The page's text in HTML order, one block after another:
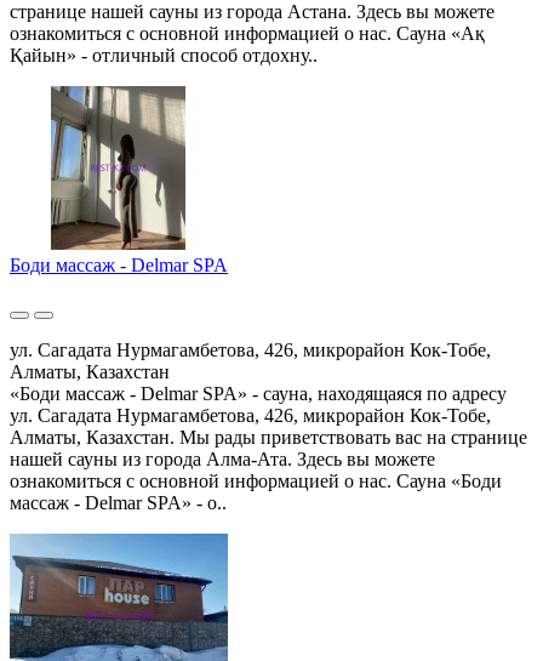
странице нашей сауны из города Астана. Здесь вы можете
ознакомиться с основной информацией о нас. Сауна «Ақ
Қайын» - отличный способ отдохну..
Боди массаж - Delmar SPA
ул. Сагадата Нурмагамбетова, 426, микрорайон Кок-Тобе,
Алматы, Казахстан
«Боди массаж - Delmar SPA» - сауна, находящаяся по адресу
ул. Сагадата Нурмагамбетова, 426, микрорайон Кок-Тобе,
Алматы, Казахстан. Мы рады приветствовать вас на странице
нашей сауны из города Алма-Ата. Здесь вы можете
ознакомиться с основной информацией о нас. Сауна «Боди
массаж - Delmar SPA» - о..